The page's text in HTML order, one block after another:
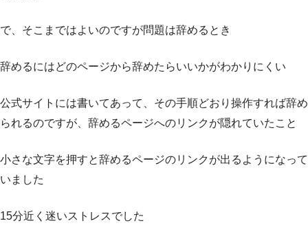
で、そこまではよいのですが問題は辞めるとき
辞めるにはどのページから辞めたらいいかがわかりにくい
公式サイトには書いてあって、その手順どおり操作すれば辞め
られるのですが、辞めるページへのリンクが隠れていたこと
小さな文字を押すと辞めるページのリンクが出るようになって
いました
15分近く迷いストレスでした